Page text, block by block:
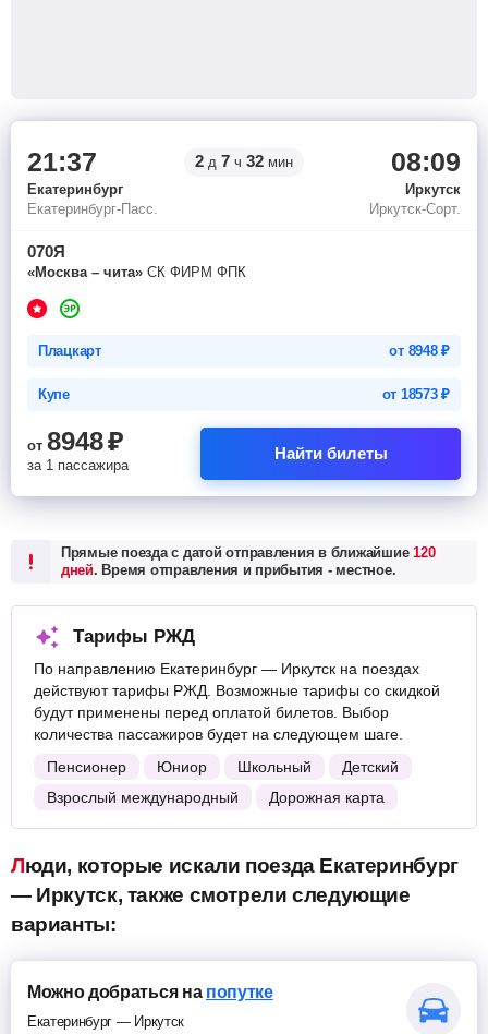
21:37 2 д 7 ч 32 мин 08:09
Екатеринбург
Иркутск
Екатеринбург-Пасс.
Иркутск-Сорт.
070Я
«Москва – чита» СК ФИРМ ФПК
Плацкарт от 8948₽
Купе от 18573₽
от 8948₽
за 1 пассажира
Найти билеты
Прямые поезда с датой отправления в ближайшие120
дней. Время отправления и прибытия - местное.
Тарифы РЖД
По направлению Екатеринбург — Иркутск на поездах
действуют тарифы РЖД. Возможные тарифы со скидкой
будут применены перед оплатой билетов. Выбор
количества пассажиров будет на следующем шаге.
Пенсионер
Юниор Школьный
Детский
Взрослый международный
Дорожная карта
Люди, которые искали поезда Екатеринбург
— Иркутск, также смотрели следующие
варианты:
Можно добраться на попутке
Екатеринбург — Иркутск